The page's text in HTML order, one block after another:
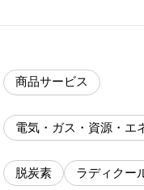
商品サービス
電気・ガス・資源・エ
脱炭素 ラディクー